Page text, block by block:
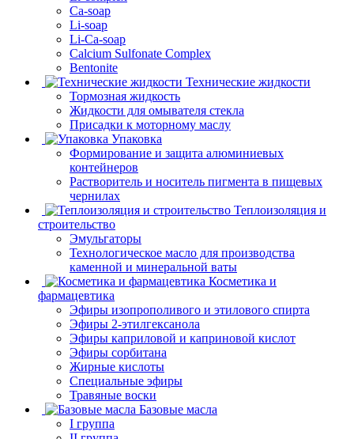
Ca-soap
Li-soap
Li-Ca-soap
Calcium Sulfonate Complex
Bentonite
Технические жидкости
Тормозная жидкость
Жидкости для омывателя стекла
Присадки к моторному маслу
Упаковка
Формирование и защита алюминиевых
контейнеров
Растворитель и носитель пигмента в пищевых
чернилах
Теплоизоляция и
строительство
Эмульгаторы
Технологическое масло для производства
каменной и минеральной ваты
Косметика и
фармацевтика
Эфиры изопрополивого и этилового спирта
Эфиры 2-этилгексанола
Эфиры каприловой и каприновой кислот
Эфиры сорбитана
Жирные кислоты
Специальные эфиры
Травяные воски
Базовые масла
I группа